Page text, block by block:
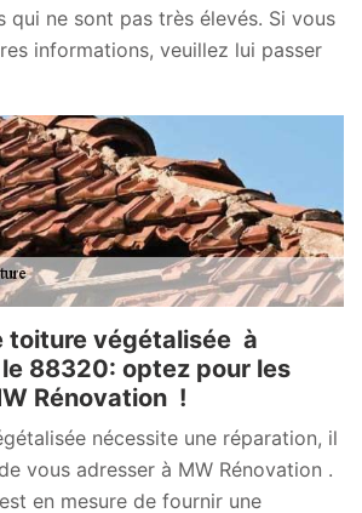
qui ne sont pas très élevés. Si vous
informations, veuillez lui passer
toiture végétalisée à
88320: optez pour les
Rénovation !
nécessite une réparation, il
vous adresser à MW Rénovation .
en mesure de fournir une